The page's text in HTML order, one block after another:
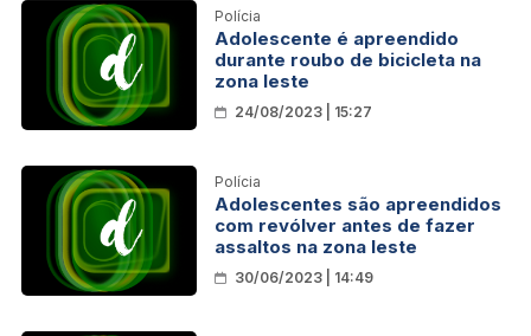
Polícia
Adolescente é apreendido
durante roubo de bicicleta na
zona leste
24/08/2023 | 15:27
Polícia
Adolescentes são apreendidos
com revólver antes de fazer
assaltos na zona leste
30/06/2023 | 14:49